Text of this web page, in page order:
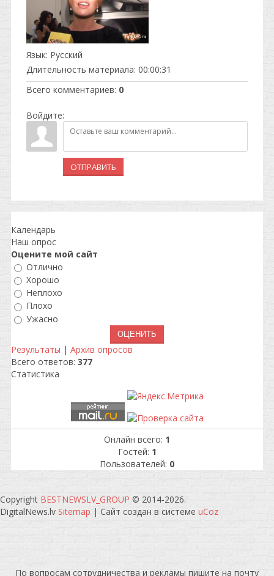
Язык: Русский
Длительность материала: 00:00:31
Всего комментариев: 0
Войдите:
ОТПРАВИТЬ
Календарь
Наш опрос
Оцените мой сайт
Отлично
Хорошо
Неплохо
Плохо
Ужасно
Результаты | Архив опросов
Всего ответов: 377
Статистика
Онлайн всего: 1
Гостей: 1
Пользователей: 0
Copyright BESTNEWSLV_GROUP © 2014-2026.
DigitalNews.lv Sitemap | Сайт создан в системе uCoz
По вопросам сотрудничества и рекламы пишите на почту